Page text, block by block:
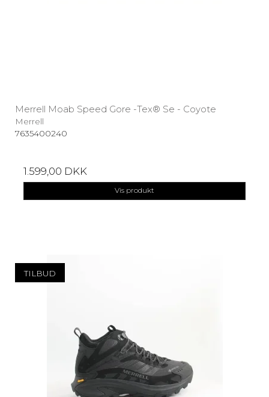
Merrell Moab Speed ​​Gore -Tex® Se - Coyote
Merrell
7635400240
1.599,00 DKK
Vis produkt
TILBUD